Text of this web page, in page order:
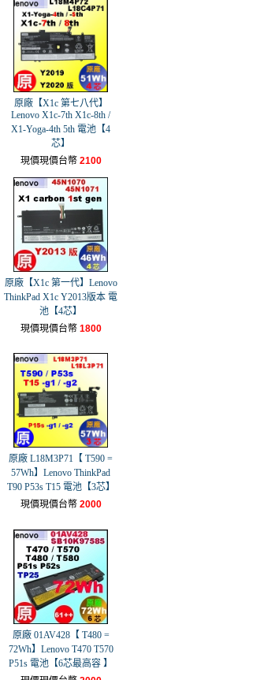
原廠【X1c 第七八代】
Lenovo X1c-7th X1c-8th /
X1-Yoga-4th 5th 電池【4
芯】
現價現價台幣 2100
原廠【X1c 第一代】Lenovo
ThinkPad X1c Y2013版本 電
池【4芯】
現價現價台幣 1800
原廠 L18M3P71【 T590 =
57Wh】Lenovo ThinkPad
T90 P53s T15 電池【3芯】
現價現價台幣 2000
原廠 01AV428【 T480 =
72Wh】Lenovo T470 T570
P51s 電池【6芯最高容 】